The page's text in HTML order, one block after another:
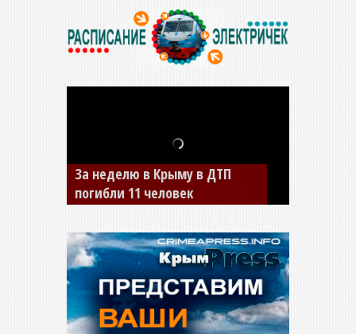
В Джанкое водитель ВАЗа
сбил двух детей на «зебре»